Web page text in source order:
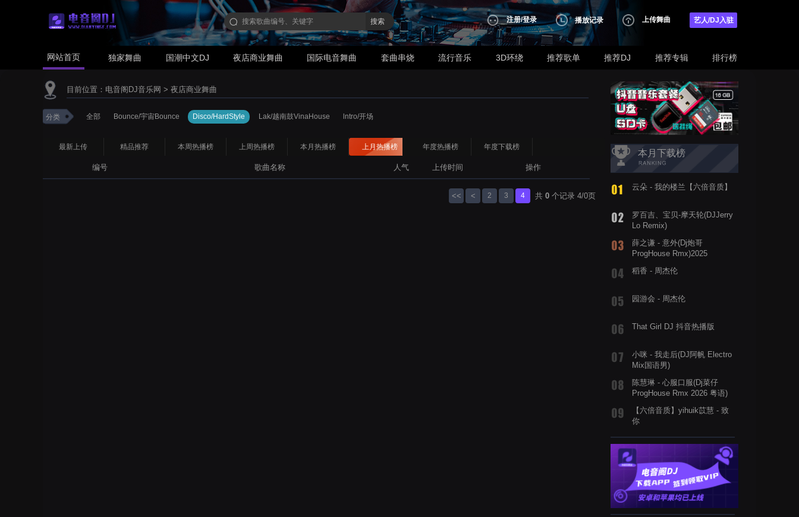
搜索 注册/登录 播放记录 上传舞曲 艺人/DJ入驻
网站首页 独家舞曲 国潮中文DJ 夜店商业舞曲 国际电音舞曲 套曲串烧 流行音乐 3D环绕 推荐歌单 推荐DJ 推荐专辑 排行榜
目前位置： 电音阁DJ音乐网 > 夜店商业舞曲
分类 全部 Bounce/宇宙Bounce Disco/HardStyle Lak/越南鼓VinaHouse lntro/开场
最新上传 精品推荐 本周热播榜 上周热播榜 本月热播榜 上月热播榜 年度热播榜 年度下载榜
编号 歌曲名称 人气 上传时间 操作
<< < 2 3 4 共 0 个记录 4/0页
本月下载榜
云朵 - 我的楼兰【六倍音质】
罗百吉、宝贝-摩天轮(DJJerry
Lo Remix)
薛之谦 - 意外(Dj炮哥
ProgHouse Rmx)2025
稻香 - 周杰伦
园游会 - 周杰伦
That Girl DJ 抖音热播版
小咪 - 我走后(DJ阿帆 Electro
Mix国语男)
陈慧琳 - 心服口服(Dj菜仔
ProgHouse Rmx 2026 粤语)
【六倍音质】yihuik苡慧 - 致
你